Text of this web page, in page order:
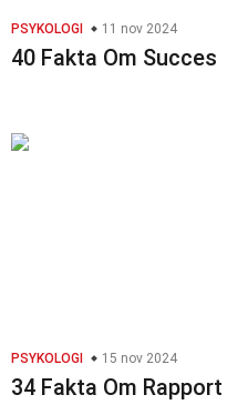
PSYKOLOGI 11 nov 2024
40 Fakta Om Succes
PSYKOLOGI 15 nov 2024
34 Fakta Om Rapport